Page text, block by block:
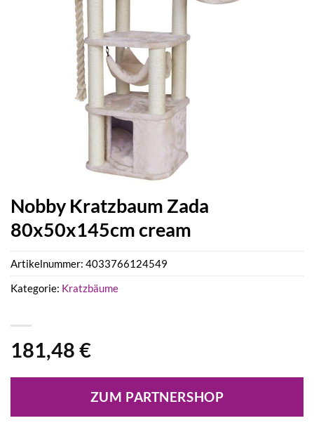
Nobby Kratzbaum Zada
80x50x145cm cream
181,48 €
ZUM PARTNERSHOP
Artikelnummer: 4033766124549
Kategorie: Kratzbäume